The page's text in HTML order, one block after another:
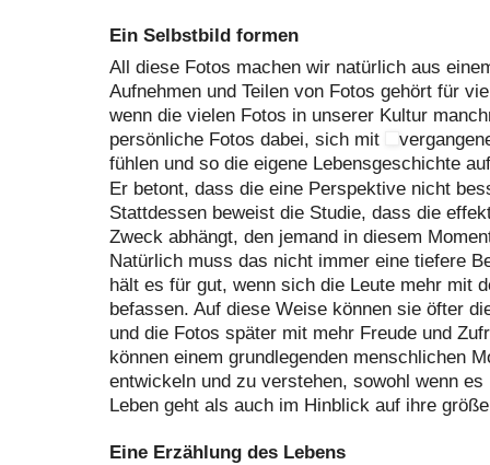
Ein Selbstbild formen
All diese Fotos machen wir natürlich aus
Aufnehmen und Teilen von Fotos gehört für
wenn die vielen Fotos in unserer Kultur
persönliche Fotos dabei, sich mit
fühlen und so die eigene Lebensgeschichte
Er betont, dass die eine Perspektive nicht
Stattdessen beweist die Studie, dass die
Zweck abhängt, den jemand in diesem
Natürlich muss das nicht immer eine tiefere
hält es für gut, wenn sich die Leute mehr mit
befassen. Auf diese Weise können sie öfter
und die Fotos später mit mehr Freude und
können einem grundlegenden menschlichen
entwickeln und zu verstehen, sowohl wenn
Leben geht als auch im Hinblick auf ihre
Eine Erzählung des Lebens